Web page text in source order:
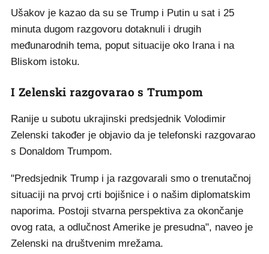
Ušakov je kazao da su se Trump i Putin u sat i 25
minuta dugom razgovoru dotaknuli i drugih
međunarodnih tema, poput situacije oko Irana i na
Bliskom istoku.
I Zelenski razgovarao s Trumpom
Ranije u subotu ukrajinski predsjednik Volodimir
Zelenski također je objavio da je telefonski razgovarao
s Donaldom Trumpom.
"Predsjednik Trump i ja razgovarali smo o trenutačnoj
situaciji na prvoj crti bojišnice i o našim diplomatskim
naporima. Postoji stvarna perspektiva za okončanje
ovog rata, a odlučnost Amerike je presudna", naveo je
Zelenski na društvenim mrežama.